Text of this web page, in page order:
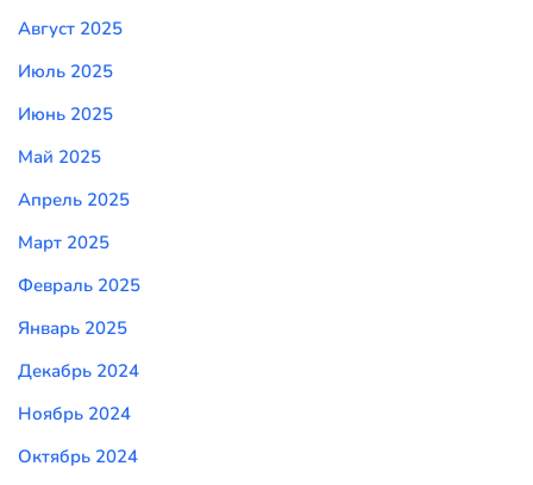
Август 2025
Июль 2025
Июнь 2025
Май 2025
Апрель 2025
Март 2025
Февраль 2025
Январь 2025
Декабрь 2024
Ноябрь 2024
Октябрь 2024